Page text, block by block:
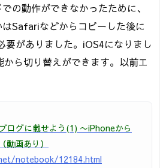
の動作ができなかったために、
Safariなどからコピーした後に
がありました。iOS4になりまし
ら切り替えができます。以前エ
ログに載せよう(1) 〜iPhoneから
画あり）
notebook/12184.html